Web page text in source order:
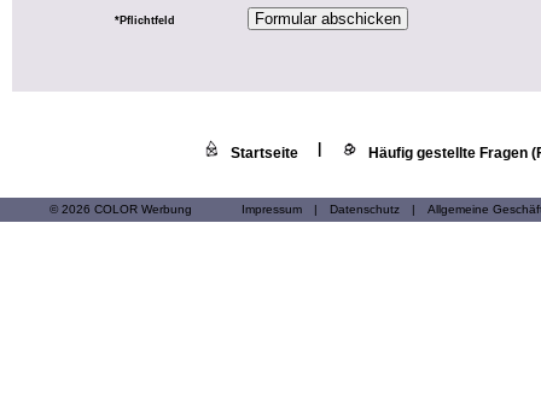
*Pflichtfeld
Startseite Häufig gestellte Fragen
© 2026 COLOR Werbung Impressum | Datenschutz | Allgemeine